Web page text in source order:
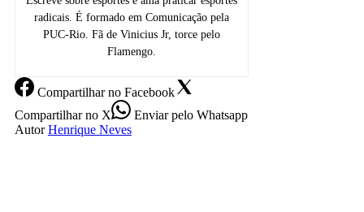
radicais. É formado em Comunicação pela
PUC-Rio. Fã de Vinicius Jr, torce pelo
Flamengo.
Compartilharno Facebook
Compartilharno X Enviarpelo Whatsapp
Autor Henrique Neves